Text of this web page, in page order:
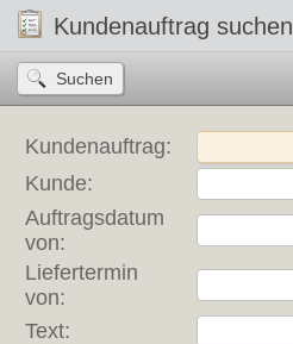
Kundenauftrag suchen
Kundenauftrag:
Kunde:
Auftragsdatum
von:
Liefertermin
von:
Text: